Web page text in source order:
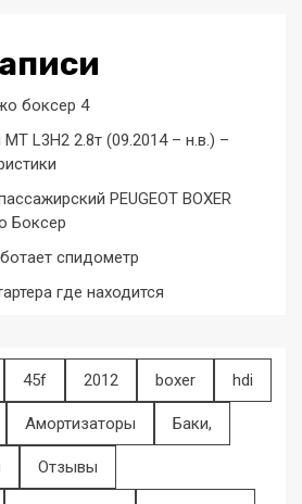
боксер 4
L3H2 2.8т (09.2014 – н.в.) –
PEUGEOT BOXER
Боксер
спидометр
где находится
45f 2012 boxer hdi
Амортизаторы Баки,
Отзывы